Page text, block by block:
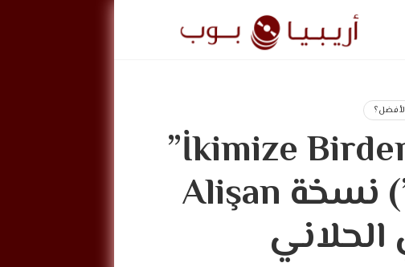
أريبيا
|
ArabiaPop
من الأفضل؟: “İkimize Birden”
(“سألوا عيني”) نسخة Alişan